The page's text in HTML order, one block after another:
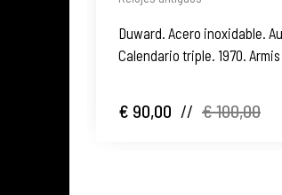
Duward. Acero inoxidable.
Calendario triple. 1970. Armis
€ 90,00 // € 100,00